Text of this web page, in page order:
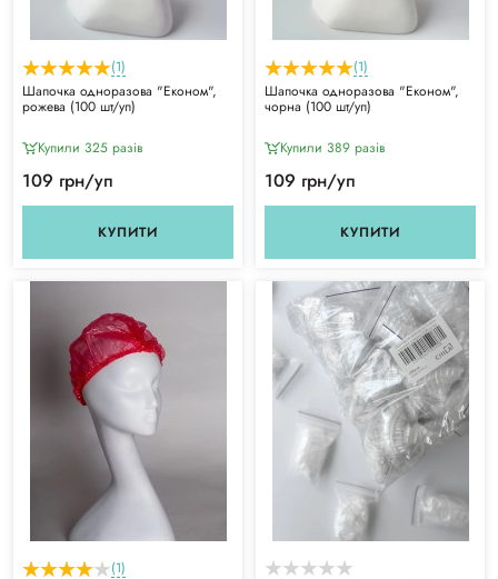
(1)
Шапочка одноразова "Економ",
рожева (100 шт/уп)
Купили 325 разiв
109 грн/уп
КУПИТИ
(1)
Шапочка одноразова "Економ",
чорна (100 шт/уп)
Купили 389 разiв
109 грн/уп
КУПИТИ
(1)